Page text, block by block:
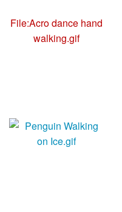
File:Acro dance hand
walking.gif